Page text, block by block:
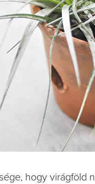
hogy virágföld